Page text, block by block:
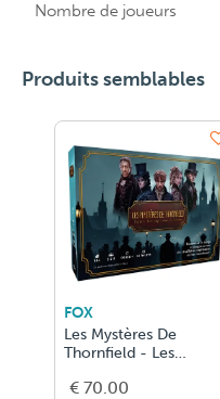
Nombre de joueurs
Produits semblables
FOX
Les Mystères De
Thornfield - Les
€ 70.00